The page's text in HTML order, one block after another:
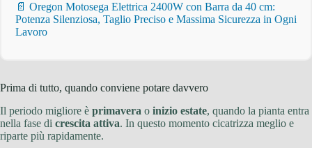
📄 Oregon Motosega Elettrica 2400W con Barra da 40 cm:
Potenza Silenziosa, Taglio Preciso e Massima Sicurezza in Ogni
Lavoro
Prima di tutto, quando conviene potare davvero
Il periodo migliore è primavera o inizio estate, quando la pianta entra
nella fase di crescita attiva. In questo momento cicatrizza meglio e
riparte più rapidamente.